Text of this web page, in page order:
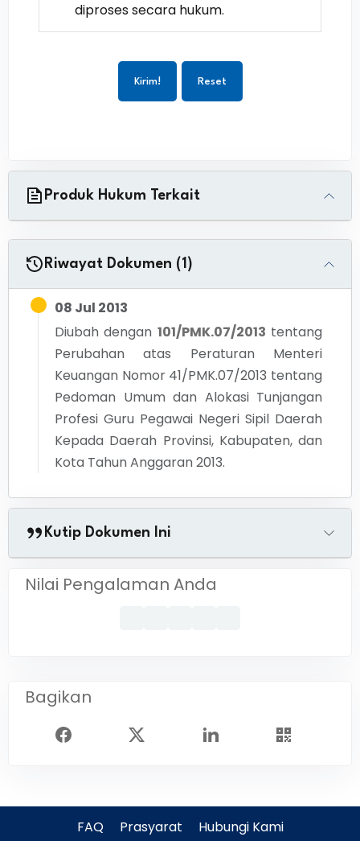
diproses secara hukum.
Kirim! Reset
Produk Hukum Terkait
Riwayat Dokumen (1)
08 Jul 2013
Diubah dengan 101/PMK.07/2013 tentang
Perubahan atas Peraturan Menteri
Keuangan Nomor 41/PMK.07/2013 tentang
Pedoman Umum dan Alokasi Tunjangan
Profesi Guru Pegawai Negeri Sipil Daerah
Kepada Daerah Provinsi, Kabupaten, dan
Kota Tahun Anggaran 2013.
Kutip Dokumen Ini
Nilai Pengalaman Anda
Bagikan
FAQ Prasyarat Hubungi Kami